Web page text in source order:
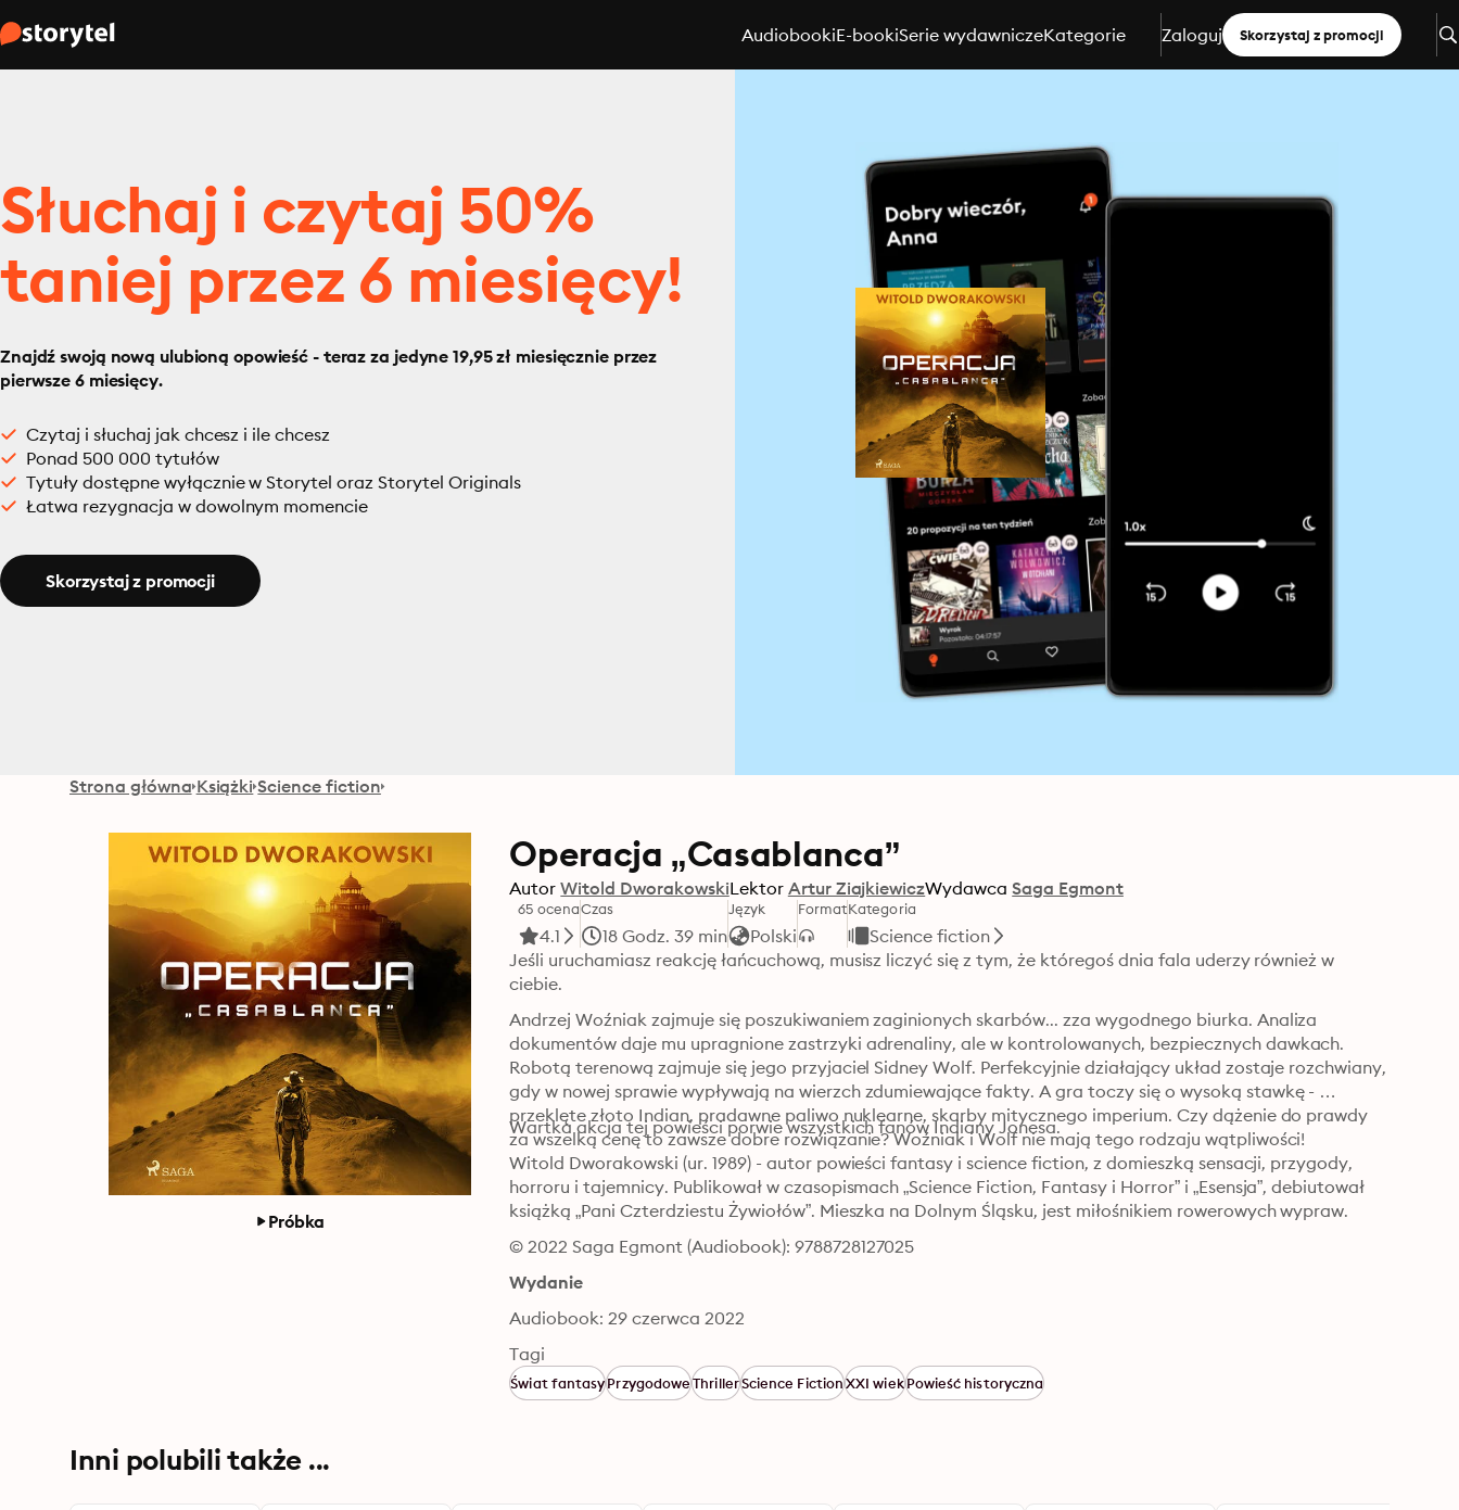
AudiobookiE-bookiSerie wydawniczeKategorie Zaloguj Skorzystaj z promocji
Słuchaj i czytaj 50%
taniej przez 6 miesięcy!
Znajdź swoją nową ulubioną opowieść - teraz za jedyne 19,95 zł miesięcznie przez
pierwsze 6 miesięcy.
Czytaj i słuchaj jak chcesz i ile chcesz
Ponad 500 000 tytułów
Tytuły dostępne wyłącznie w Storytel oraz Storytel Originals
Łatwa rezygnacja w dowolnym momencie
Skorzystaj z promocji
Strona główna Książki Science fiction
Próbka
Operacja „Casablanca”
Autor Witold DworakowskiLektor Artur ZiajkiewiczWydawca Saga Egmont
65 ocena
4.1
Czas
18 Godz. 39 min
Język
Polski
FormatKategoria
Science fiction
Jeśli uruchamiasz reakcję łańcuchową, musisz liczyć się z tym, że któregoś dnia fala uderzy również w
ciebie.
Andrzej Woźniak zajmuje się poszukiwaniem zaginionych skarbów... zza wygodnego biurka. Analiza
dokumentów daje mu upragnione zastrzyki adrenaliny, ale w kontrolowanych, bezpiecznych dawkach.
Robotą terenową zajmuje się jego przyjaciel Sidney Wolf. Perfekcyjnie działający układ zostaje rozchwiany,
gdy w nowej sprawie wypływają na wierzch zdumiewające fakty. A gra toczy się o wysoką stawkę -
przeklęte złoto Indian, pradawne paliwo nuklearne, skarby mitycznego imperium. Czy dążenie do prawdy
za wszelką cenę to zawsze dobre rozwiązanie? Woźniak i Wolf nie mają tego rodzaju wątpliwości!
Wartka akcja tej powieści porwie wszystkich fanów Indiany Jonesa.
Witold Dworakowski (ur. 1989) - autor powieści fantasy i science fiction, z domieszką sensacji, przygody,
horroru i tajemnicy. Publikował w czasopismach „Science Fiction, Fantasy i Horror” i „Esensja”, debiutował
książką „Pani Czterdziestu Żywiołów”. Mieszka na Dolnym Śląsku, jest miłośnikiem rowerowych wypraw.
© 2022 Saga Egmont (Audiobook): 9788728127025
Wydanie
Audiobook: 29 czerwca 2022
Tagi
Świat fantasyPrzygodoweThrillerScience FictionXXI wiekPowieść historyczna
Inni polubili także ...